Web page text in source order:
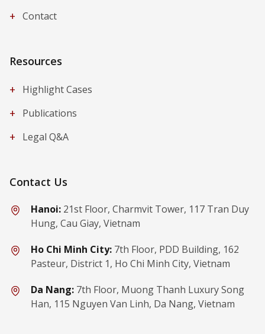
+ Contact
Resources
+
Highlight Cases
+ Publications
+ Legal Q&A
Contact Us
Hanoi: 21st Floor, Charmvit Tower, 117 Tran Duy
Hung, Cau Giay, Vietnam
Ho Chi Minh City: 7th Floor, PDD Building, 162
Pasteur, District 1, Ho Chi Minh City, Vietnam
Da Nang: 7th Floor, Muong Thanh Luxury Song
Han, 115 Nguyen Van Linh, Da Nang, Vietnam